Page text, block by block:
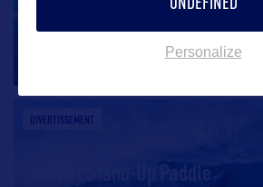
DIVERTISSEMENT
Surf et Stand-Up Paddle
Personalize